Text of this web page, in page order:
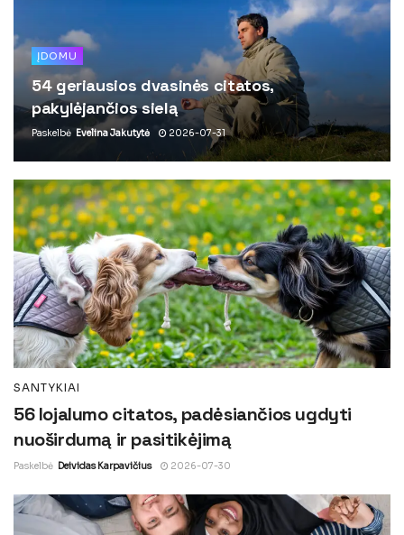
ĮDOMU
54 geriausios dvasinės citatos,
pakylėjančios sielą
Paskelbė Evelina Jakutytė 2026-07-31
SANTYKIAI
56 lojalumo citatos, padėsiančios ugdyti
nuoširdumą ir pasitikėjimą
Paskelbė Deividas Karpavičius 2026-07-30